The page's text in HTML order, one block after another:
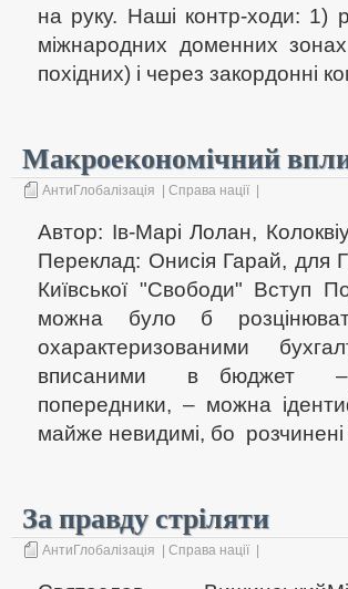
на руку. Наші контр-ходи: 1)
міжнародних доменних
похідних) і через закордонні
Макроекономічний
АнтиГлобалізація Справа нації
Автор: Ів-Марі Лолан,
Переклад: Онисія Гарай, для
Київської "Свободи" Вступ
можна було б
охарактеризованими
вписаними в бюджет –
попередники, – можна
майже невидимі, бо розчинені
За правду стріляти
АнтиГлобалізація Справа нації